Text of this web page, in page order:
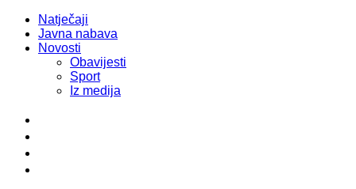
Natječaji
Javna nabava
Novosti
Obavijesti
Sport
Iz medija